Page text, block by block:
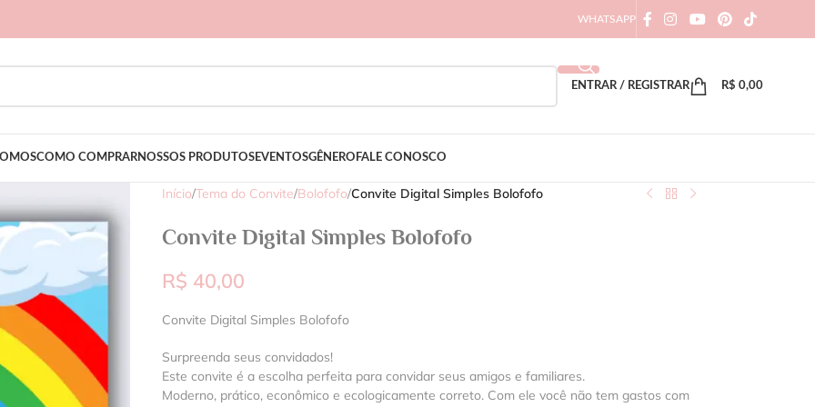
WHATSAPP
ENTRAR / REGISTRAR R$ 0,00
COMO COMPRARNOSSOS PRODUTOSEVENTOSGÊNERO FALE CONOSCO
Início/Tema do Convite/Bolofofo/Convite Digital Simples Bolofofo
Convite Digital Simples Bolofofo
R$ 40,00
Convite Digital Simples Bolofofo
Surpreenda seus convidados!
Este convite é a escolha perfeita para convidar seus amigos e familiares.
Moderno, prático, econômico e ecologicamente correto. Com ele você não tem gastos com